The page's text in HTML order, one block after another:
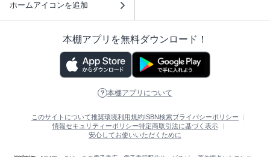
ホームアイコンを追加
本棚アプリを無料ダウンロード！
本棚アプリについて
このサイトについて推奨環境利用規約 ISBN検索プライバシーポリシー
情報セキュリティーポリシー特定商取引法に基づく表示
安心してお使いいただくために